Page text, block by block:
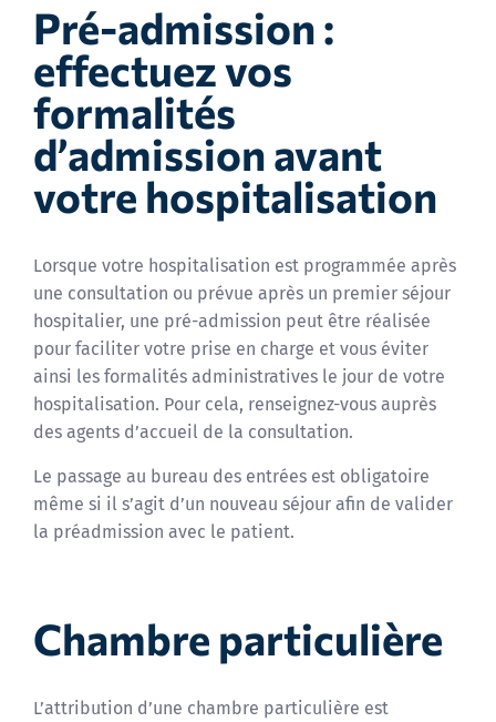
Pré-admission :
effectuez vos
formalités
d’admission avant
votre hospitalisation
Lorsque votre hospitalisation est programmée après
une consultation ou prévue après un premier séjour
hospitalier, une pré-admission peut être réalisée
pour faciliter votre prise en charge et vous éviter
ainsi les formalités administratives le jour de votre
hospitalisation. Pour cela, renseignez-vous auprès
des agents d’accueil de la consultation.
Le passage au bureau des entrées est obligatoire
même si il s’agit d’un nouveau séjour afin de valider
la préadmission avec le patient.
Chambre particulière
L’attribution d’une chambre particulière est